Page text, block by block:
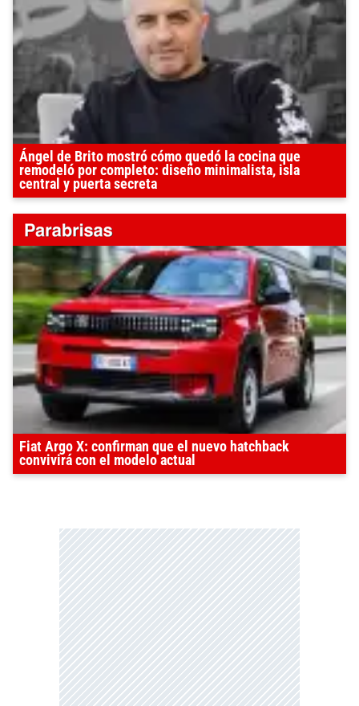
Ángel de Brito mostró cómo quedó la cocina que
remodeló por completo: diseño minimalista, isla
central y puerta secreta
Fiat Argo X: confirman que el nuevo hatchback
convivirá con el modelo actual